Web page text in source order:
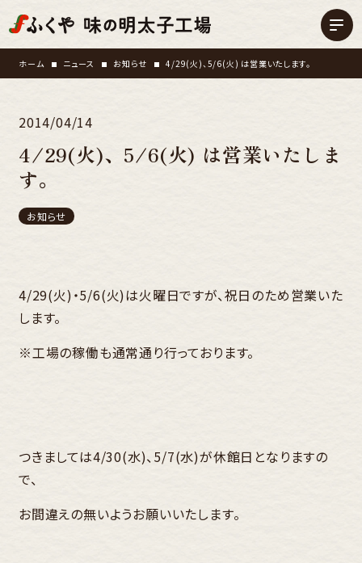
ホーム ニュース お知らせ 4/29(火)、5/6(火) は営業いたします。
2014/04/14
4/29(火)、5/6(火) は営業いたしま
す。
お知らせ
4/29(火)・5/6(火)は火曜日ですが、祝日のため営業いた
します。
※工場の稼働も通常通り行っております。
つきましては4/30(水)、5/7(水)が休館日となりますの
で、
お間違えの無いようお願いいたします。